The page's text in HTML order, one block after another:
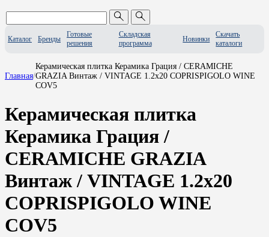
Каталог Бренды
Готовые
решения
Складская
программа
Новинки
Скачать
каталоги
Главная/
Керамическая плитка Керамика Грация / CERAMICHE
GRAZIA Винтаж / VINTAGE 1.2x20 COPRISPIGOLO WINE
COV5
Керамическая плитка
Керамика Грация /
CERAMICHE GRAZIA
Винтаж / VINTAGE 1.2x20
COPRISPIGOLO WINE
COV5